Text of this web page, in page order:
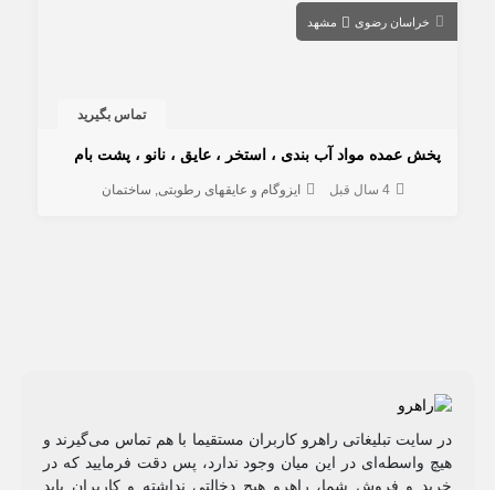
خراسان رضوی مشهد
تماس بگیرید
پخش عمده مواد آب بندی ، استخر ، عایق ، نانو ، پشت بام
4 سال قبل ایزوگام و عایقهای رطوبتی ساختمان
در سایت تبلیغاتی راهرو کاربران مستقیما با هم تماس می‌گیرند و
هیچ واسطه‌ای در این میان وجود ندارد، پس دقت فرمایید که در
خرید و فروشِ شما، راهرو هیچ دخالتی نداشته و کاربران باید